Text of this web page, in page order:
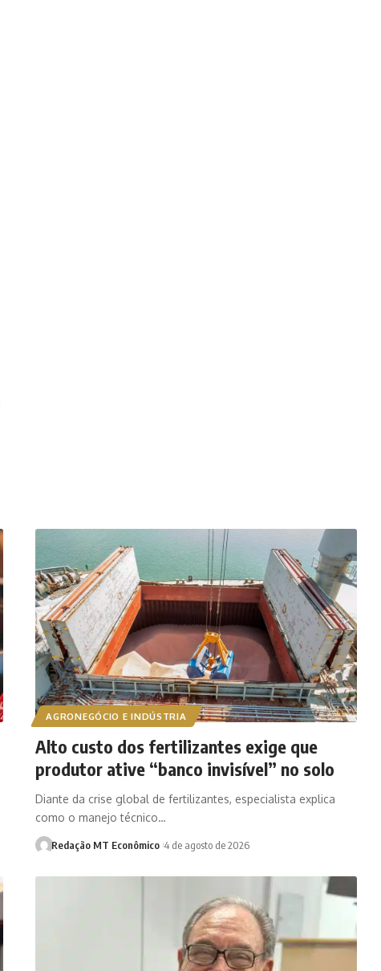
AGRONEGÓCIO E INDÚSTRIA
Alto custo dos fertilizantes exige que
produtor ative “banco invisível” no solo
Diante da crise global de fertilizantes, especialista explica
como o manejo técnico…
Redação MT Econômico 4 de agosto de 2026